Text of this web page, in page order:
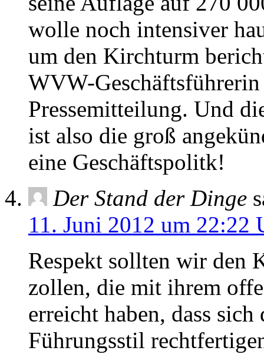
wolle noch intensiver
um den Kirchturm
WVW-
Pressemitteilung. Und
ist also die groß
eine Geschäftspolitk!
Der Stand der Dinge
11. Juni 2012 um 22:22
Respekt sollten wir den
zollen, die mit ihrem
erreicht haben, dass
Führungsstil